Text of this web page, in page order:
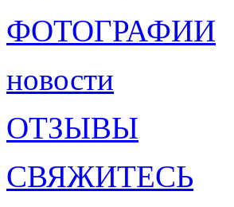
ФОТОГРАФИИ
новости
ОТЗЫВЫ
СВЯЖИТЕСЬ